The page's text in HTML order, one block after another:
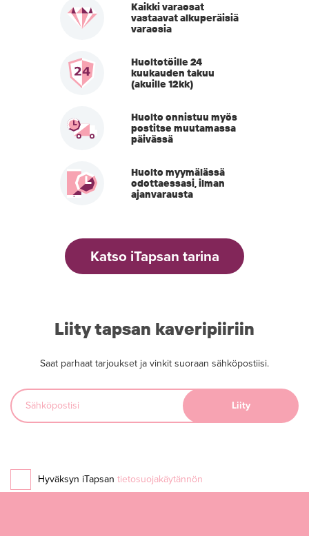
Kaikki varaosat
vastaavat alkuperäisiä
varaosia
Huoltotöille 24
kuukauden takuu
(akuille 12kk)
Huolto onnistuu myös
postitse muutamassa
päivässä
Huolto myymälässä
odottaessasi, ilman
ajanvarausta
Katso iTapsan tarina
Liity tapsan kaveripiiriin
Saat parhaat tarjoukset ja vinkit suoraan sähköpostiisi.
Hyväksyn iTapsan tietosuojakäytännön